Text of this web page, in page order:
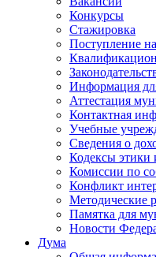
Конкурсы
Стажировка
Поступление
Информация
Аттестация
Контактная
Учебные
Сведения о
Кодексы этики
Комиссии по
Конфликт
Методические
Памятка для
Новости
Дума